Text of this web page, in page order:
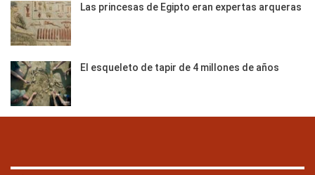
Las princesas de Egipto eran expertas arqueras
El esqueleto de tapir de 4 millones de años